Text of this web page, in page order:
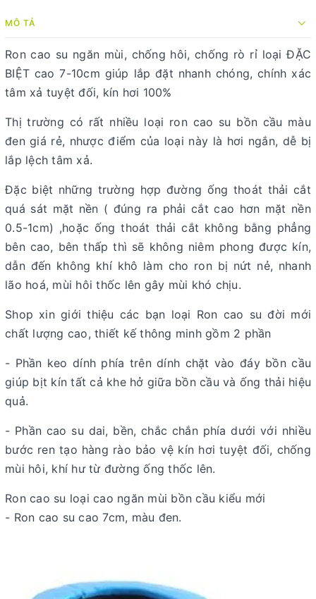
MÔ TẢ
Ron cao su ngăn mùi, chống hôi, chống rò rỉ loại ĐẶC
BIỆT cao 7-10cm giúp lắp đặt nhanh chóng, chính xác
tâm xả tuyệt đối, kín hơi 100%
Thị trường có rất nhiều loại ron cao su bồn cầu màu
đen giá rẻ, nhược điểm của loại này là hơi ngắn, dễ bị
lắp lệch tâm xả.
Đặc biệt những trường hợp đường ống thoát thải cắt
quá sát mặt nền ( đúng ra phải cắt cao hơn mặt nền
0.5-1cm) ,hoặc ống thoát thải cắt không bằng phẳng
bên cao, bên thấp thì sẽ không niêm phong được kín,
dẫn đến không khí khô làm cho ron bị nứt nẻ, nhanh
lão hoá, mùi hôi thốc lên gây mùi khó chịu.
Shop xin giới thiệu các bạn loại Ron cao su đời mới
chất lượng cao, thiết kế thông minh gồm 2 phần
- Phần keo dính phía trên dính chặt vào đáy bồn cầu
giúp bịt kín tất cả khe hở giữa bồn cầu và ống thải hiệu
quả.
- Phần cao su dai, bền, chắc chắn phía dưới với nhiều
bước ren tạo hàng rào bảo vệ kín hơi tuyệt đối, chống
mùi hôi, khí hư từ đường ống thốc lên.
Ron cao su loại cao ngăn mùi bồn cầu kiểu mới
- Ron cao su cao 7cm, màu đen.